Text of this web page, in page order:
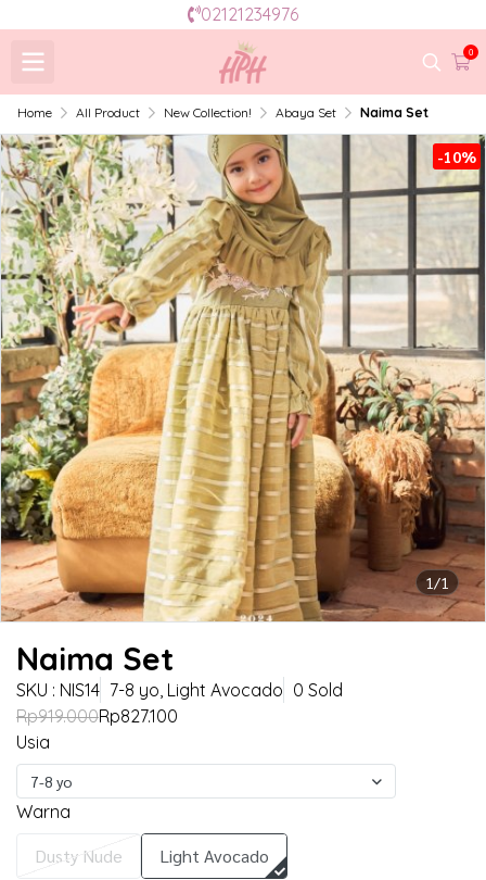
02121234976
0
Home All Product New Collection! Abaya Set Naima Set
1/1
-10%
Naima Set
SKU : NIS14 7-8 yo, Light Avocado 0 Sold
Rp919.000Rp827.100
Usia
7-8 yo
Warna
Dusty Nude Light Avocado